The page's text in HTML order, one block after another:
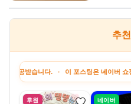
추
니다. · 이 포스팅은 네이버 쇼핑 커넥
후원 네이버